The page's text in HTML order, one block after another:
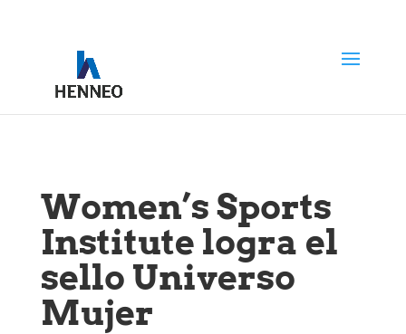
Women’s Sports
Institute logra el
sello Universo
Mujer